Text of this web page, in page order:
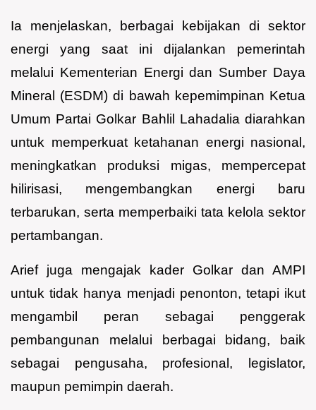
Ia menjelaskan, berbagai kebijakan di sektor
energi yang saat ini dijalankan pemerintah
melalui Kementerian Energi dan Sumber Daya
Mineral (ESDM) di bawah kepemimpinan Ketua
Umum Partai Golkar Bahlil Lahadalia diarahkan
untuk memperkuat ketahanan energi nasional,
meningkatkan produksi migas, mempercepat
hilirisasi, mengembangkan energi baru
terbarukan, serta memperbaiki tata kelola sektor
pertambangan.
Arief juga mengajak kader Golkar dan AMPI
untuk tidak hanya menjadi penonton, tetapi ikut
mengambil peran sebagai penggerak
pembangunan melalui berbagai bidang, baik
sebagai pengusaha, profesional, legislator,
maupun pemimpin daerah.